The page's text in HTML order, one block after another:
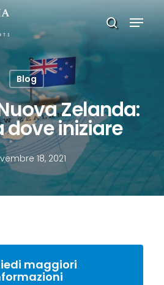
search
Menu
Blog
Zelanda:
dove iniziare
18, 2021
maggiori